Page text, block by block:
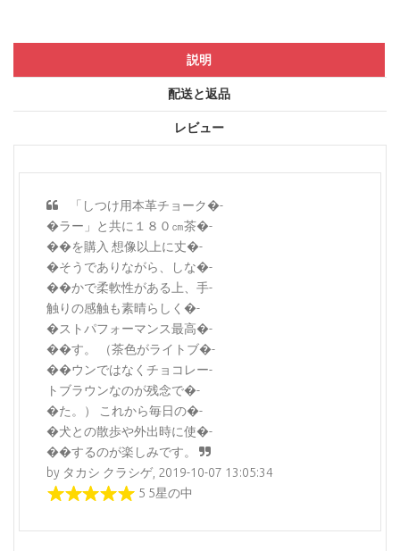
説明
配送と返品
レビュー
「しつけ用本革チョーク�-
�ラー」と共に１８０㎝茶�-
��を購入 想像以上に丈�-
�そうでありながら、しな�-
��かで柔軟性がある上、手-
触りの感触も素晴らしく�-
�ストパフォーマンス最高�-
��す。 （茶色がライトブ�-
��ウンではなくチョコレー-
トブラウンなのが残念で�-
�た。） これから毎日の�-
�犬との散歩や外出時に使�-
��するのが楽しみです。
by タカシ クラシゲ, 2019-10-07 13:05:34
5 5星の中